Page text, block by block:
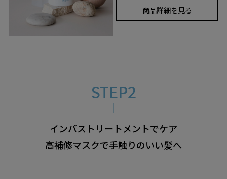
商品詳細を見る
インバストリートメントでケア
高補修マスクで手触りのいい髪へ